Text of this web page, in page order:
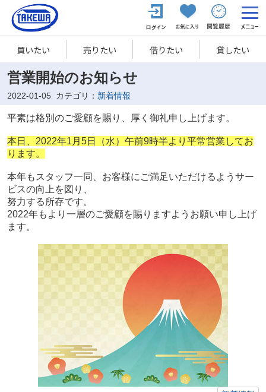
買いたい 売りたい 借りたい 貸したい
営業開始のお知らせ
2022-01-05 カテゴリ： 新着情報
平素は格別のご愛顧を賜り、厚く御礼申し上げます。
本日、2022年1月5日（水）午前9時半より平常営業してお
ります。
本年もスタッフ一同、お客様にご満足いただけるようサー
ビスの向上を図り、
努力する所存です。
2022年もより一層のご愛顧を賜りますようお願い申し上げ
ます。